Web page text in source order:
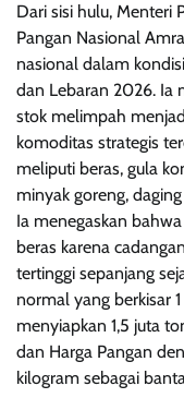
Dari sisi hulu, Menteri
Pangan Nasional
nasional dalam
dan Lebaran 2026. Ia
stok melimpah
komoditas strategis
meliputi beras, gula
minyak goreng,
Ia menegaskan
beras karena
tertinggi sepanjang
normal yang berkisar
menyiapkan 1,5 juta
dan Harga Pangan
kilogram sebagai